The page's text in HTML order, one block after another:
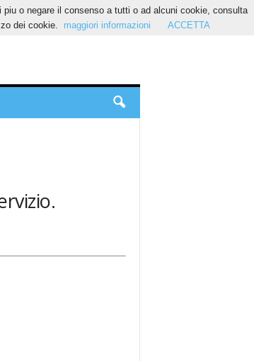
o negare il consenso a tutti o ad alcuni cookie, consulta
dei cookie.
maggiori informazioni ACCETTA